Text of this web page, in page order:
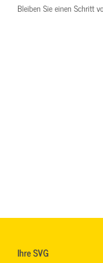
Bleiben Sie einen Schritt
Ihre SVG